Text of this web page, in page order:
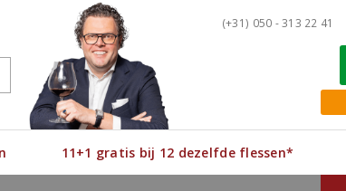
(+31) 050 - 313 22 41
11+1 gratis bij 12 dezelfde flessen*